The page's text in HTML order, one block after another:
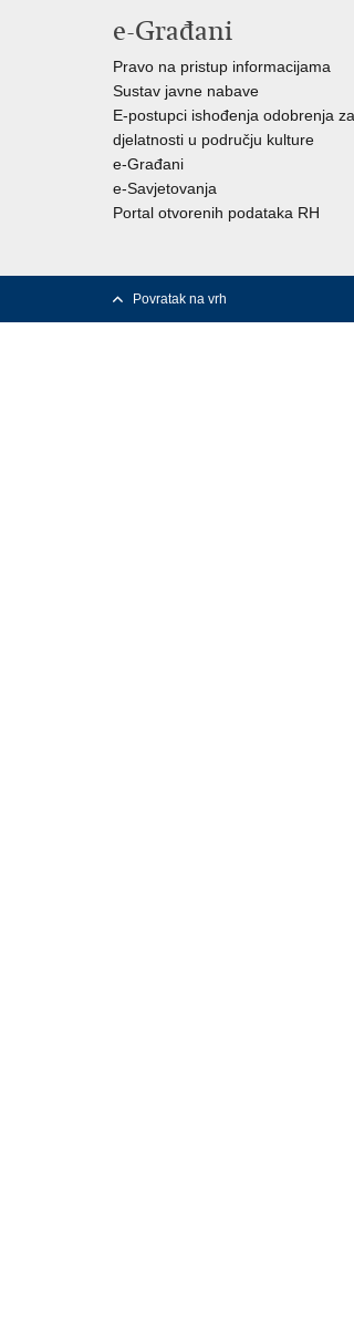
e-Građani
Pravo na pristup informacijama
Sustav javne nabave
E-postupci ishođenja odobrenja
djelatnosti u području kulture
e-Građani
e-Savjetovanja
Portal otvorenih podataka RH
Povratak na vrh